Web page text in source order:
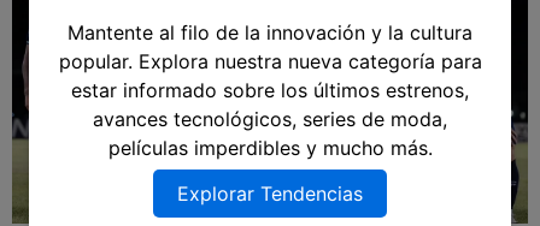
Mantente al filo de la innovación y la cultura
popular. Explora nuestra nueva categoría para
estar informado sobre los últimos estrenos,
avances tecnológicos, series de moda,
películas imperdibles y mucho más.
Explorar Tendencias